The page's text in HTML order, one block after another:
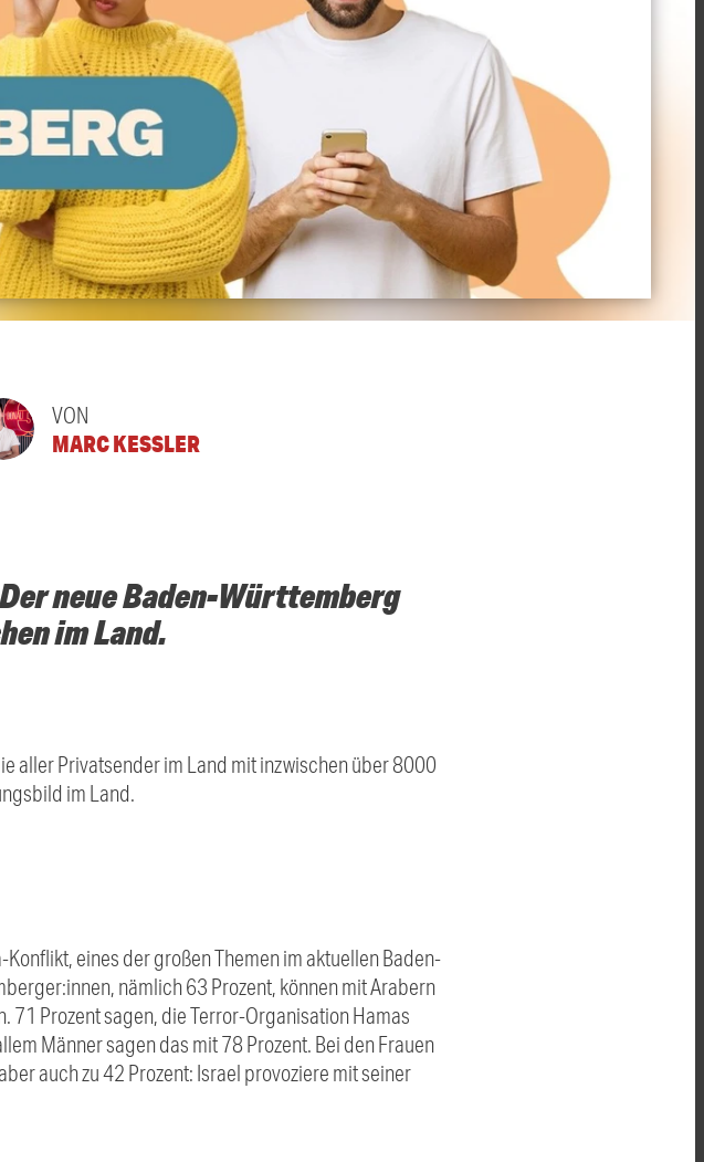
VON
MARC KESSLER
neue Baden-Württemberg
im Land.
aller Privatsender im Land mit inzwischen über 8000
im Land.
eines der großen Themen im aktuellen Baden-
nämlich 63 Prozent, können mit Arabern
Prozent sagen, die Terror-Organisation Hamas
Männer sagen das mit 78 Prozent. Bei den Frauen
auch zu 42 Prozent: Israel provoziere mit seiner